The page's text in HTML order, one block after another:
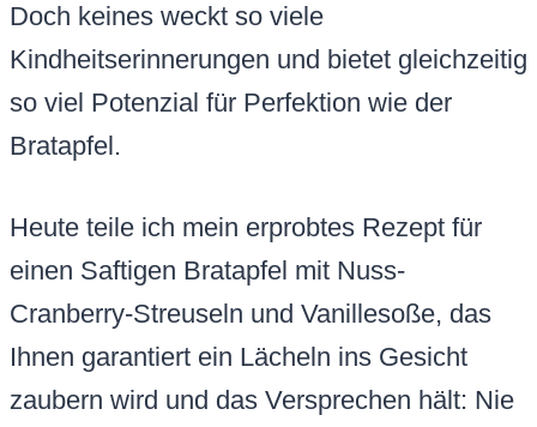
Doch keines weckt so viele
Kindheitserinnerungen und bietet gleichzeitig
so viel Potenzial für Perfektion wie der
Bratapfel.
Heute teile ich mein erprobtes Rezept für
einen Saftigen Bratapfel mit Nuss-
Cranberry-Streuseln und Vanillesoße, das
Ihnen garantiert ein Lächeln ins Gesicht
zaubern wird und das Versprechen hält: Nie